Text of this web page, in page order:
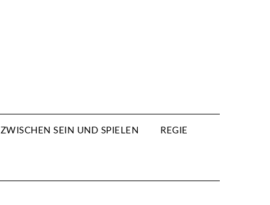
ZWISCHEN SEIN UND SPIELEN REGIE